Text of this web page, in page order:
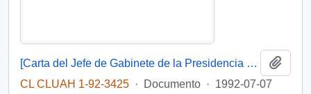
[Carta del Jefe de Gabinete de la Presidencia a SEREMI de Vivienda V Región]
CL CLUAH 1-92-3425 · Documento · 1992-07-07